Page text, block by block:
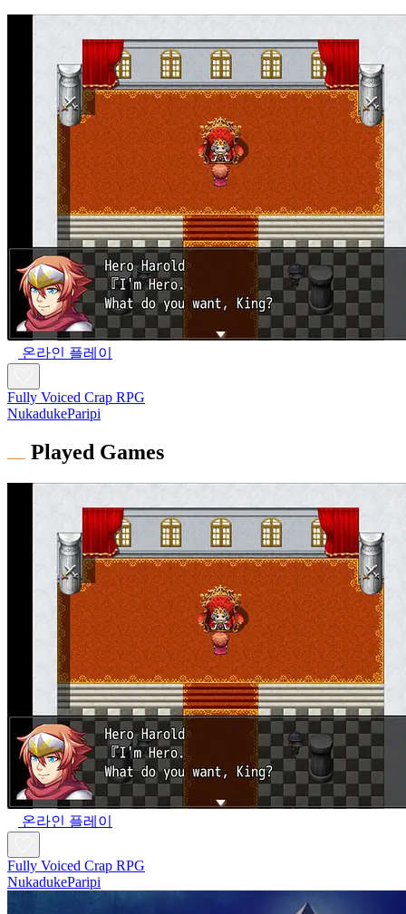
온라인 플레이
Fully Voiced Crap RPG
NukadukeParipi
Played Games
온라인 플레이
Fully Voiced Crap RPG
NukadukeParipi